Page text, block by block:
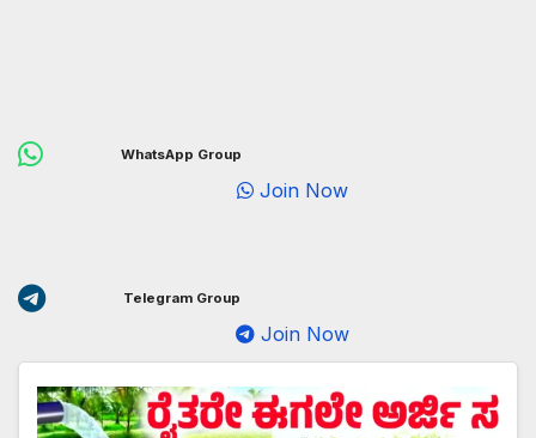
WhatsApp Group
Join Now
Telegram Group
Join Now